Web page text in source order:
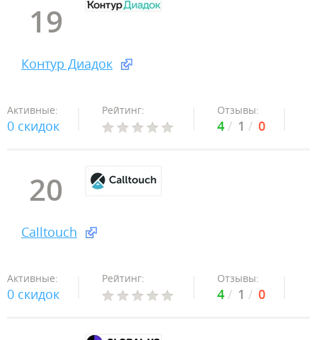
19
Контур Диадок
Активные:
0 скидок
Рейтинг: Отзывы:
4 1 0
20
Calltouch
Активные:
0 скидок
Рейтинг: Отзывы:
4 1 0